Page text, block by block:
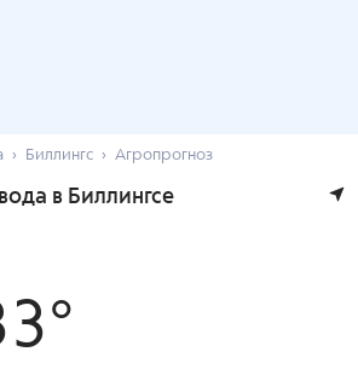
Биллингс Агропрогноз
в Биллингсе
°